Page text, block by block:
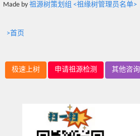
Made by 祖源树策划组 <祖缘树管理员名单>
>首页
极速上树 申请祖源检测 其他咨询